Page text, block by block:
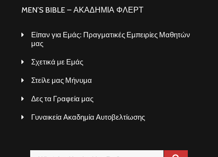
MEN’S BIBLE – ΑΚΑΔΗΜΙΑ ΦΛΕΡΤ
Είπαν για Εμάς: Πραγματικές Εμπειρίες Μαθητών
μας
Σχετικά με Εμάς
Στείλε μας Μήνυμα
Δες τα Γραφεία μας
Γυναικεία Ακαδημία Αυτοβελτίωσης